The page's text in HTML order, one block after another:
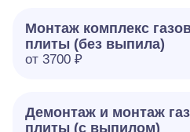
Монтаж комплекс
плиты (без выпила)
от 3700 ₽
Демонтаж и монтаж
плиты (с выпилом)